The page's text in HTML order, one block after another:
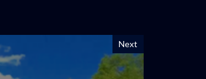
Next